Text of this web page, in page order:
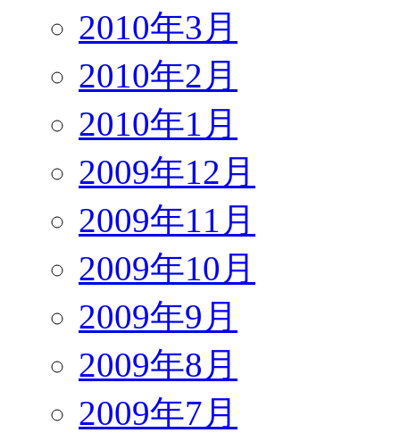
2010年3月
2010年2月
2010年1月
2009年12月
2009年11月
2009年10月
2009年9月
2009年8月
2009年7月